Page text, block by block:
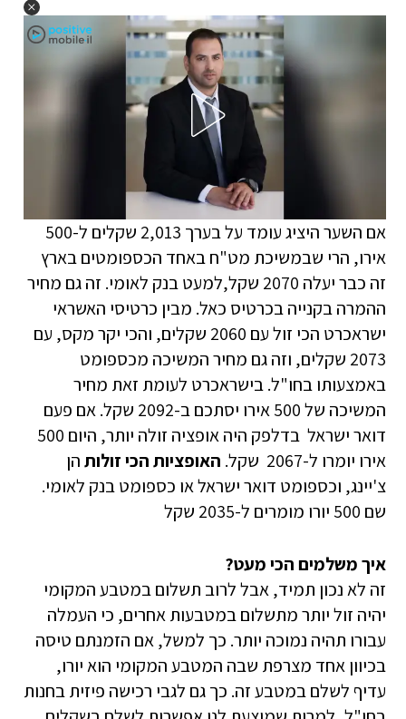
אם השער היציג עומד על בערך 2,013 שקלים ל-500
אירו, הרי שבמשיכת מט"ח באחד הכספומטים בארץ
זה כבר יעלה 2070 שקל,למעט בנק לאומי. זה גם מחיר
ההמרה בקנייה בכרטיס כאל. מבין כרטיסי האשראי
ישראכרט הכי זול עם 2060 שקלים, והכי יקר מקס, עם
2073 שקלים, וזה גם מחיר המשיכה מכספומט
באמצעותו בחו"ל. בישראכרט לעומת זאת מחיר
המשיכה של 500 אירו יסתכם ב-2092 שקל. אם פעם
דואר ישראל בדלפק היה אופציה זולה יותר, היום 500
אירו יומרו ל-2067 שקל.
האופציות הכי זולותהן
צ'יינג, וכספומט דואר ישראל או כספומט בנק לאומי.
שם 500 יורו מומרים ל-2035 שקל
איך משלמים הכי מעט?
זה לא נכון תמיד, אבל לרוב תשלום במטבע המקומי
יהיה זול יותר מתשלום במטבעות אחרים, כי העמלה
עבורו תהיה נמוכה יותר. כך למשל, אם הזמנתם טיסה
בכיוון אחד מצרפת שבה המטבע המקומי הוא יורו,
עדיף לשלם במטבע זה. כך גם לגבי רכישה פיזית בחנות